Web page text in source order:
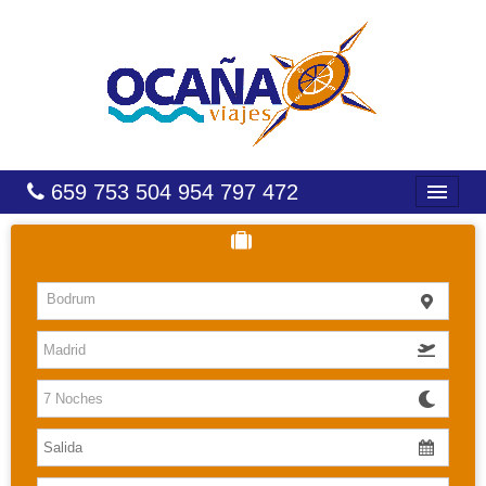
659 753 504 954 797 472
HOTELES
COSTAS
CARIBE
CANARIAS
BALEARES
Bodrum